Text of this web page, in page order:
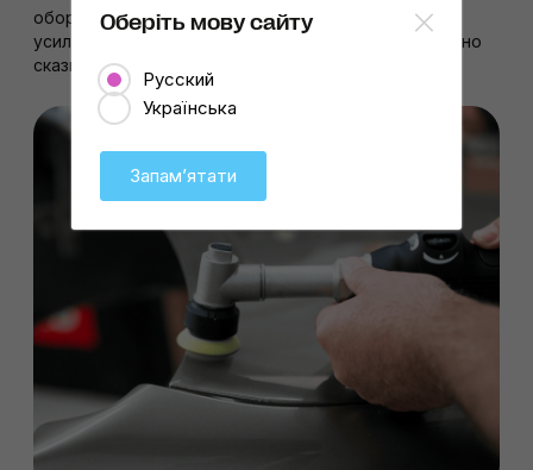
оборотах и обеспечивает эффективную передачу
усилия без избыточных вибраций, что положительно
сказывается на комфорте и точности работы.
Оберіть мову сайту
Русский
Українська
Запамʼятати